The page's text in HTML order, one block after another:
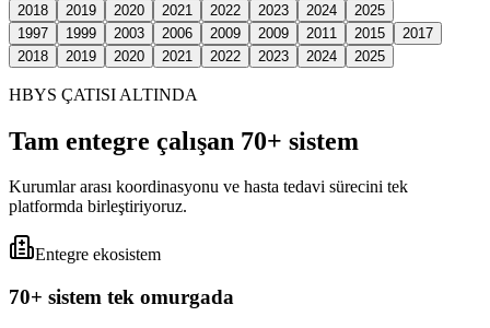
2018
2019 2020 2021 2022 2023 2024
2025
1997
1999 2003 2006 2009 2009 2011 2015
2017
2018
2019 2020 2021 2022 2023 2024 2025
HBYS ÇATISI ALTINDA
Tam entegre çalışan 70+ sistem
Kurumlar arası koordinasyonu ve hasta tedavi sürecini tek
platformda birleştiriyoruz.
Entegre ekosistem
70+ sistem tek omurgada